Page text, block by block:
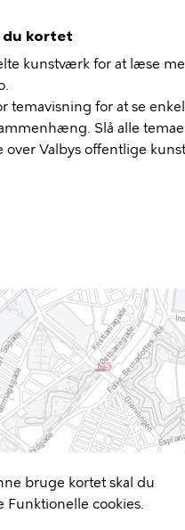
du kortet
kunstværk for at læse
temavisning for at se
Slå alle
over Valbys offentlige
bruge kortet skal du
Funktionelle cookies.